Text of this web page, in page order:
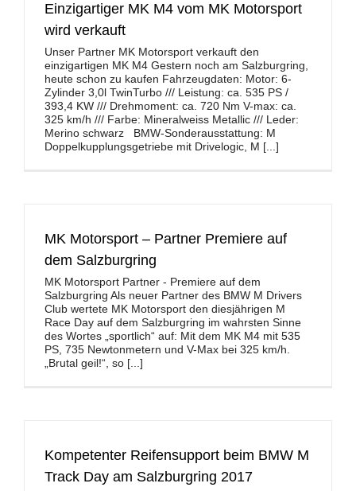
Einzigartiger MK M4 vom MK Motorsport
wird verkauft
Unser Partner MK Motorsport verkauft den
einzigartigen MK M4 Gestern noch am Salzburgring,
heute schon zu kaufen Fahrzeugdaten: Motor: 6-
Zylinder 3,0l TwinTurbo /// Leistung: ca. 535 PS /
393,4 KW /// Drehmoment: ca. 720 Nm V-max: ca.
325 km/h /// Farbe: Mineralweiss Metallic /// Leder:
Merino schwarz BMW-Sonderausstattung: M
Doppelkupplungsgetriebe mit Drivelogic, M [...]
MK Motorsport – Partner Premiere auf
dem Salzburgring
MK Motorsport Partner - Premiere auf dem
Salzburgring Als neuer Partner des BMW M Drivers
Club wertete MK Motorsport den diesjährigen M
Race Day auf dem Salzburgring im wahrsten Sinne
des Wortes „sportlich“ auf: Mit dem MK M4 mit 535
PS, 735 Newtonmetern und V-Max bei 325 km/h.
„Brutal geil!“, so [...]
Kompetenter Reifensupport beim BMW M
Track Day am Salzburgring 2017